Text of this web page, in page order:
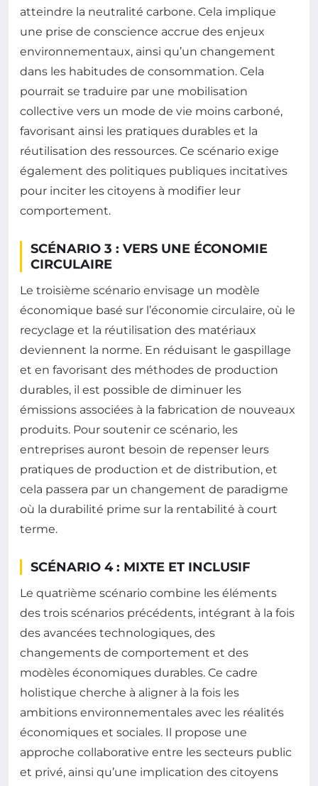
atteindre la neutralité carbone. Cela implique
une prise de conscience accrue des enjeux
environnementaux, ainsi qu’un changement
dans les habitudes de consommation. Cela
pourrait se traduire par une mobilisation
collective vers un mode de vie moins carboné,
favorisant ainsi les pratiques durables et la
réutilisation des ressources. Ce scénario exige
également des politiques publiques incitatives
pour inciter les citoyens à modifier leur
comportement.
SCÉNARIO 3 : VERS UNE ÉCONOMIE
CIRCULAIRE
Le troisième scénario envisage un modèle
économique basé sur l’économie circulaire, où le
recyclage et la réutilisation des matériaux
deviennent la norme. En réduisant le gaspillage
et en favorisant des méthodes de production
durables, il est possible de diminuer les
émissions associées à la fabrication de nouveaux
produits. Pour soutenir ce scénario, les
entreprises auront besoin de repenser leurs
pratiques de production et de distribution, et
cela passera par un changement de paradigme
où la durabilité prime sur la rentabilité à court
terme.
SCÉNARIO 4 : MIXTE ET INCLUSIF
Le quatrième scénario combine les éléments
des trois scénarios précédents, intégrant à la fois
des avancées technologiques, des
changements de comportement et des
modèles économiques durables. Ce cadre
holistique cherche à aligner à la fois les
ambitions environnementales avec les réalités
économiques et sociales. Il propose une
approche collaborative entre les secteurs public
et privé, ainsi qu’une implication des citoyens